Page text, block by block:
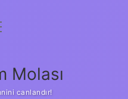
Molası
canlandır!